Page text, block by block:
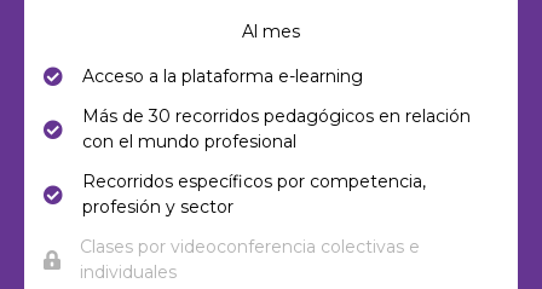
Al mes
Acceso a la plataforma e-learning
Más de 30 recorridos pedagógicos en relación
con el mundo profesional
Recorridos específicos por competencia,
profesión y sector
Clases por videoconferencia colectivas e
individuales